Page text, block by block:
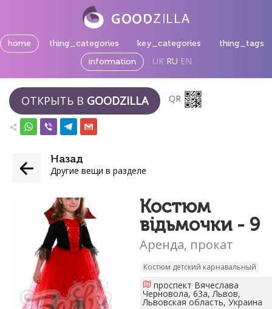
home thing_categories key_categories
thing_tags
information
UK RU EN
ОТКРЫТЬ В GOODZILLA QR
Назад
Другие вещи в разделе
Костюм
відьмочки - 9
Аренда, прокат
Костюм детский карнавальный
проспект Вячеслава
Черновола, 63а, Львов,
Львовская область, Украина